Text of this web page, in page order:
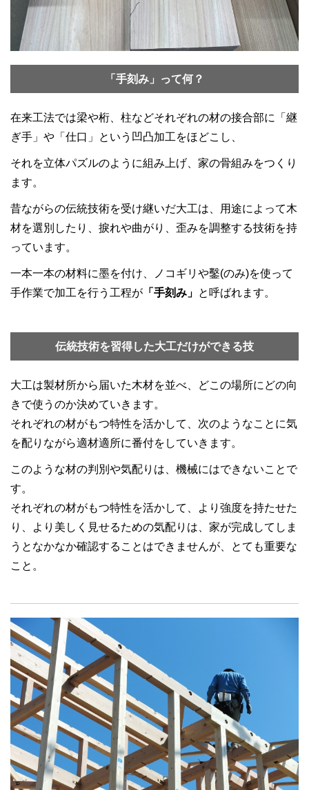
「手刻み」って何？
在来工法では梁や桁、柱などそれぞれの材の接合部に「継
ぎ手」や「仕口」という凹凸加工をほどこし、
それを立体パズルのように組み上げ、家の骨組みをつくり
ます。
昔ながらの伝統技術を受け継いだ大工は、用途によって木
材を選別したり、捩れや曲がり、歪みを調整する技術を持
っています。
一本一本の材料に墨を付け、ノコギリや鑿(のみ)を使って
手作業で加工を行う工程が 「手刻み」 と呼ばれます。
伝統技術を習得した大工だけができる技
大工は製材所から届いた木材を並べ、どこの場所にどの向
きで使うのか決めていきます。
それぞれの材がもつ特性を活かして、次のようなことに気
を配りながら適材適所に番付をしていきます。
このような材の判別や気配りは、機械にはできないことで
す。
それぞれの材がもつ特性を活かして、より強度を持たせた
り、より美しく見せるための気配りは、家が完成してしま
うとなかなか確認することはできませんが、とても重要な
こと。